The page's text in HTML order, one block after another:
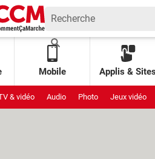
Mobile Applis & Sites
& vidéo Audio Photo Jeux vidéo